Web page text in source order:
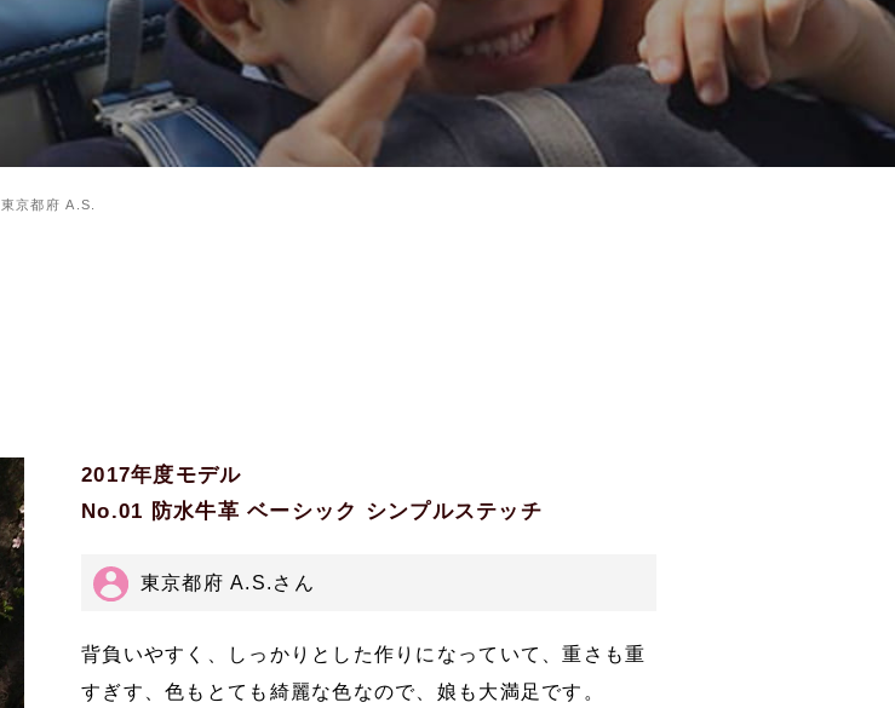
東京都府 A.S.
2017年度モデル
No.01 防水牛革 ベーシック シンプルステッチ
東京都府 A.S.さん
背負いやすく、しっかりとした作りになっていて、重さも重
すぎす、色もとても綺麗な色なので、娘も大満足です。